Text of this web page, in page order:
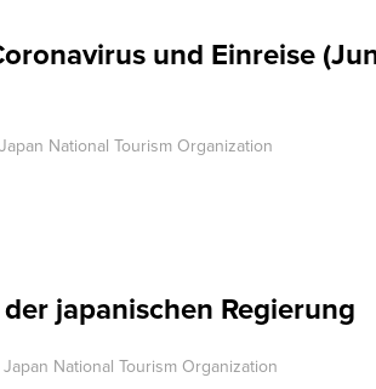
und Einreise
National Tourism Organization
japanischen Regierung
National Tourism Organization